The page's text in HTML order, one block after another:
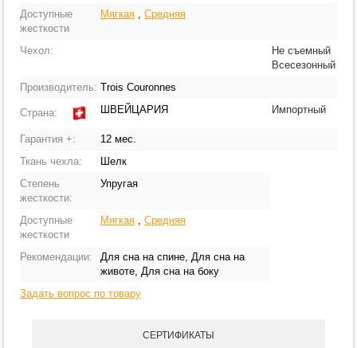
Доступные
жесткости
Мягкая Средняя
Чехол:
Не съемный
Всесезонный
Производитель: Trois Couronnes
Страна: ШВЕЙЦАРИЯ Импортный
Гарантия +:
12 мес.
Ткань чехла:
Шелк
Степень
жесткости:
Упругая
Доступные
жесткости
Мягкая Средняя
Рекомендации:
Для сна на спине, Для сна на
животе, Для сна на боку
Задать вопрос по товару
СЕРТИФИКАТЫ